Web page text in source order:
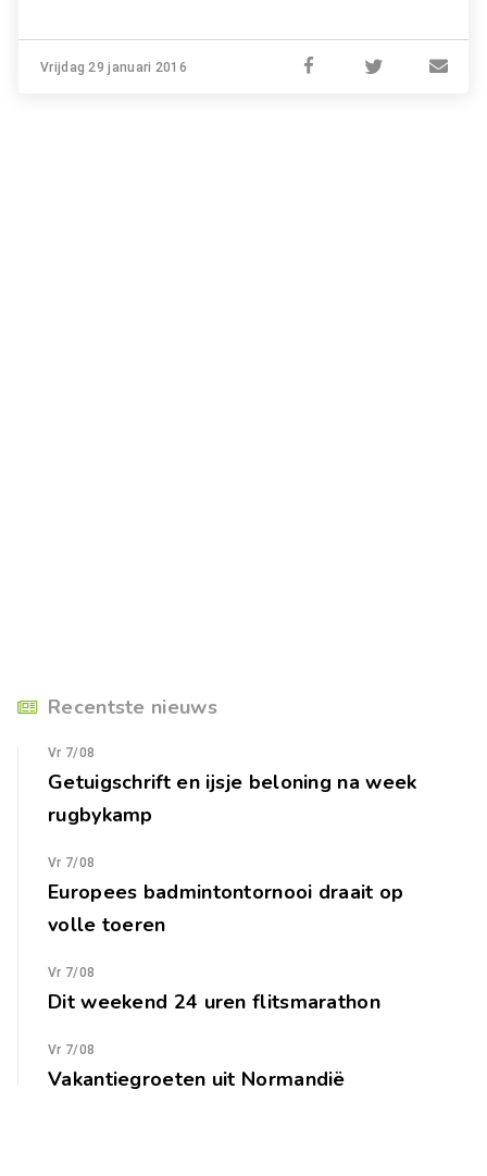
Vrijdag 29 januari 2016
Recentste nieuws
Vr 7/08
Getuigschrift en ijsje beloning na week
rugbykamp
Vr 7/08
Europees badmintontornooi draait op
volle toeren
Vr 7/08
Dit weekend 24 uren flitsmarathon
Vr 7/08
Vakantiegroeten uit Normandië